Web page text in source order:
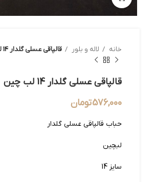
خانه لاله و بلور قالپاقی عسلی گلدار 14 لب چین
قالپاقی عسلی گلدار 14 لب چین
576,000تومان
حباب قالپاقی عسلی گلدار
لبچین
سایز 14